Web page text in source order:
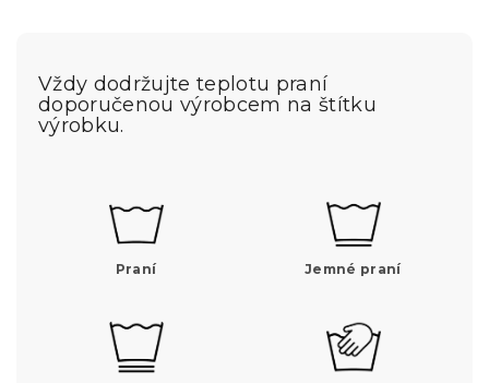
Vždy dodržujte teplotu praní
doporučenou výrobcem na štítku
výrobku.
Praní Jemné praní